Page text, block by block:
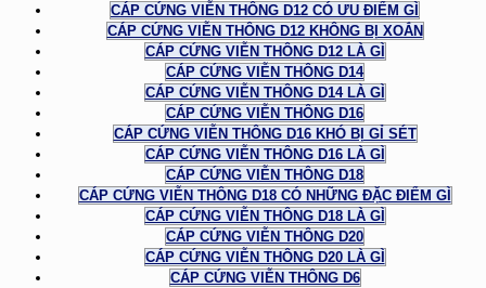
CÁP CỨNG VIỄN THÔNG D12 CÓ ƯU ĐIỂM GÌ
CÁP CỨNG VIỄN THÔNG D12 KHÔNG BỊ XOẮN
CÁP CỨNG VIỄN THÔNG D12 LÀ GÌ
CÁP CỨNG VIỄN THÔNG D14
CÁP CỨNG VIỄN THÔNG D14 LÀ GÌ
CÁP CỨNG VIỄN THÔNG D16
CÁP CỨNG VIỄN THÔNG D16 KHÓ BỊ GỈ SÉT
CÁP CỨNG VIỄN THÔNG D16 LÀ GÌ
CÁP CỨNG VIỄN THÔNG D18
CÁP CỨNG VIỄN THÔNG D18 CÓ NHỮNG ĐẶC ĐIỂM GÌ
CÁP CỨNG VIỄN THÔNG D18 LÀ GÌ
CÁP CỨNG VIỄN THÔNG D20
CÁP CỨNG VIỄN THÔNG D20 LÀ GÌ
CÁP CỨNG VIỄN THÔNG D6